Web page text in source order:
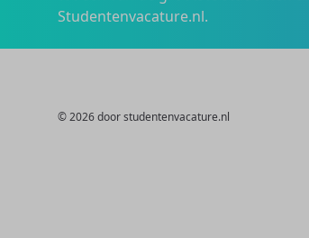
Studentenvacature.nl.
© 2026 door studentenvacature.nl